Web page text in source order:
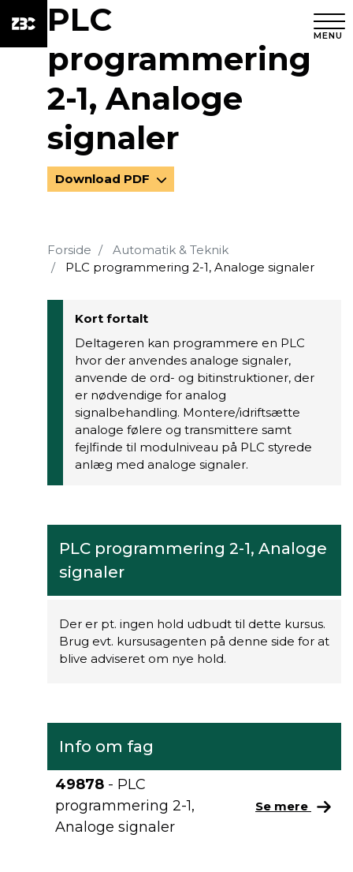
MENU
PLC
programmering
2-1, Analoge
signaler
Download PDF
Forside
Automatik & Teknik
PLC programmering 2-1, Analoge signaler
Kort fortalt
Deltageren kan programmere en PLC
hvor der anvendes analoge signaler,
anvende de ord- og bitinstruktioner, der
er nødvendige for analog
signalbehandling. Montere/idriftsætte
analoge følere og transmittere samt
fejlfinde til modulniveau på PLC styrede
anlæg med analoge signaler.
PLC programmering 2-1, Analoge
signaler
Der er pt. ingen hold udbudt til dette kursus.
Brug evt. kursusagenten på denne side for at
blive adviseret om nye hold.
Info om fag
49878 - PLC
programmering 2-1,
Analoge signaler
Se mere